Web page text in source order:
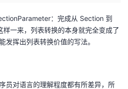
：完成从 Section 到
一来，列表转换的本身就完全变成了
发挥出列表转换价值的写法。
员对语言的理解程度都有所差异，所